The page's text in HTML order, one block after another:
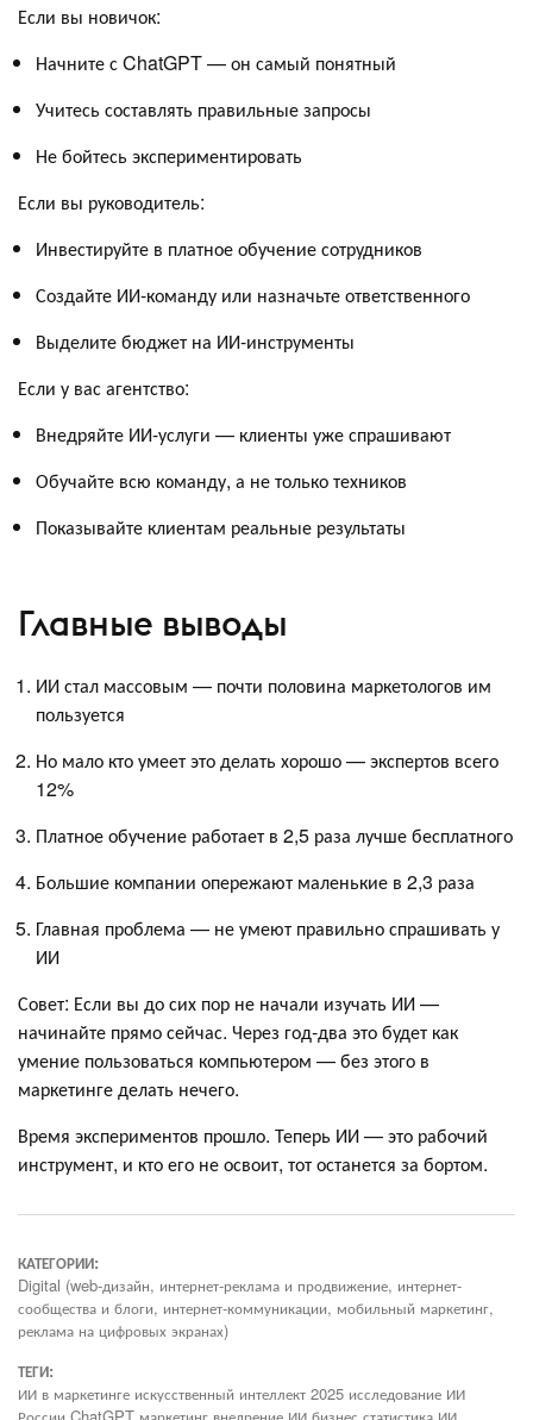
Если вы новичок:
Начните с ChatGPT — он самый понятный
Учитесь составлять правильные запросы
Не бойтесь экспериментировать
Если вы руководитель:
Инвестируйте в платное обучение сотрудников
Создайте ИИ-команду или назначьте ответственного
Выделите бюджет на ИИ-инструменты
Если у вас агентство:
Внедряйте ИИ-услуги — клиенты уже спрашивают
Обучайте всю команду, а не только техников
Показывайте клиентам реальные результаты
Главные выводы
ИИ стал массовым — почти половина маркетологов им
пользуется
Но мало кто умеет это делать хорошо — экспертов всего
12%
Платное обучение работает в 2,5 раза лучше бесплатного
Большие компании опережают маленькие в 2,3 раза
Главная проблема — не умеют правильно спрашивать у
ИИ
Совет: Если вы до сих пор не начали изучать ИИ —
начинайте прямо сейчас. Через год-два это будет как
умение пользоваться компьютером — без этого в
маркетинге делать нечего.
Время экспериментов прошло. Теперь ИИ — это рабочий
инструмент, и кто его не освоит, тот останется за бортом.
КАТЕГОРИИ:
Digital (web-дизайн, интернет-реклама и продвижение, интернет-
сообщества и блоги, интернет-коммуникации, мобильный маркетинг,
реклама на цифровых экранах)
ТЕГИ:
ИИ в маркетинге искусственный интеллект 2025 исследование ИИ
России ChatGPT маркетинг внедрение ИИ бизнес статистика ИИ